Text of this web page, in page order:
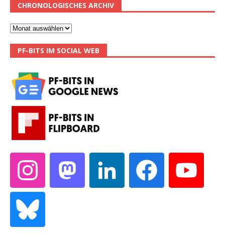
CHRONOLOGISCHES ARCHIV
PF-BITS IM SOCIAL WEB